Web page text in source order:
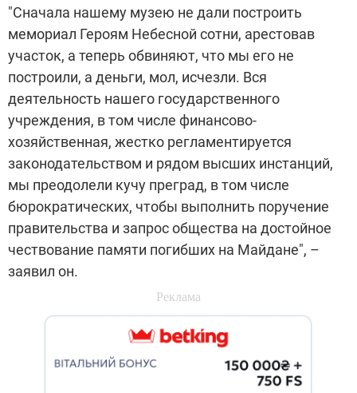
"Сначала нашему музею не дали построить
мемориал Героям Небесной сотни, арестовав
участок, а теперь обвиняют, что мы его не
построили, а деньги, мол, исчезли. Вся
деятельность нашего государственного
учреждения, в том числе финансово-
хозяйственная, жестко регламентируется
законодательством и рядом высших инстанций,
мы преодолели кучу преград, в том числе
бюрократических, чтобы выполнить поручение
правительства и запрос общества на достойное
чествование памяти погибших на Майдане", –
заявил он.